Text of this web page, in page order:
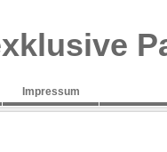
Impressum